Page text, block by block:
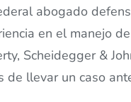
abogado
en el manejo
Scheidegger &
llevar un caso